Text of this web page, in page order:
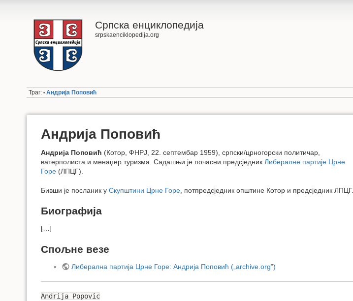
Српска енциклопедија
srpskaenciklopedija.org
Траг: • Андрија Поповић
Андрија Поповић
Андрија Поповић (Котор, ФНРЈ, 22. септембар 1959), српски/црногорски политичар,
ватерполиста и менаџер туризма. Садашњи је почасни предсједник Либералне партије Црне
Горе (ЛПЦГ).
Бивши је посланик у Скупштини Црне Горе , потпредсједник општине Котор и предсједник ЛПЦГ.
Биографија
[…]
Спољне везе
Либерална партија Црне Горе: Андрија Поповић („archive.org”)
Andrija Popovic